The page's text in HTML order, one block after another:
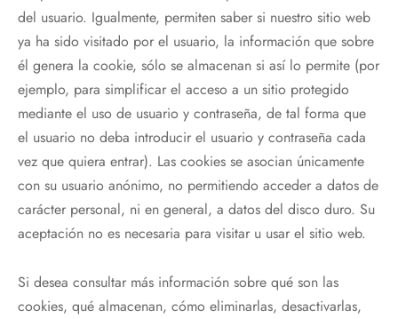
del usuario. Igualmente, permiten saber si nuestro sitio web
ya ha sido visitado por el usuario, la información que sobre
él genera la cookie, sólo se almacenan si así lo permite (por
ejemplo, para simplificar el acceso a un sitio protegido
mediante el uso de usuario y contraseña, de tal forma que
el usuario no deba introducir el usuario y contraseña cada
vez que quiera entrar). Las cookies se asocian únicamente
con su usuario anónimo, no permitiendo acceder a datos de
carácter personal, ni en general, a datos del disco duro. Su
aceptación no es necesaria para visitar u usar el sitio web.
Si desea consultar más información sobre qué son las
cookies, qué almacenan, cómo eliminarlas, desactivarlas,